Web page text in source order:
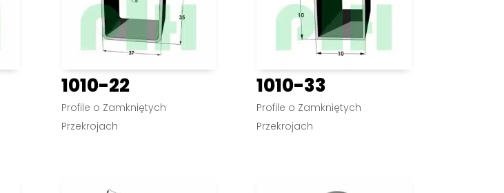
1010-22
Profile o Zamkniętych
Przekrojach
1010-33
Profile o Zamkniętych
Przekrojach